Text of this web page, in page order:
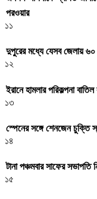
পরওয়ার
১১
দুপুরের মধ্যে যেসব জেলায়
১২
ইরানে হামলার পরিকল্পনা
১৩
স্পেনের সঙ্গে শেনজেন চুক্তি
১৪
টানা পঞ্চমবার সাফের সভাপতি
১৫